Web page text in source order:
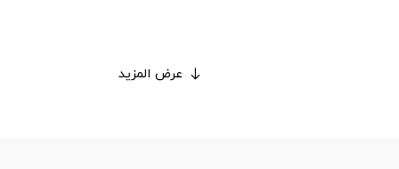
عرض المزيد